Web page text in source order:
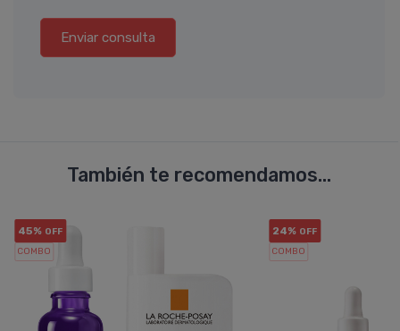
Enviar consulta
También te recomendamos...
45% OFF
COMBO
24% OFF
COMBO